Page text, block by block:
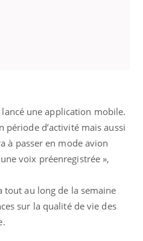
une application mobile.
période d’activité mais aussi
à passer en mode avion
voix préenregistrée »,
tout au long de la semaine
sur la qualité de vie des